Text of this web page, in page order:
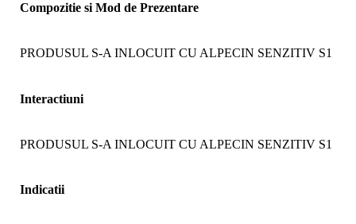
Compozitie si Mod de Prezentare
PRODUSUL S-A INLOCUIT CU ALPECIN SENZITIV S1
Interactiuni
PRODUSUL S-A INLOCUIT CU ALPECIN SENZITIV S1
Indicatii